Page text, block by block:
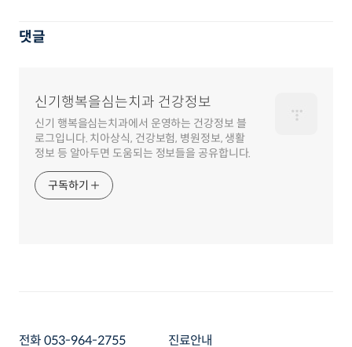
댓글
신기행복을심는치과 건강정보
신기 행복을심는치과에서 운영하는 건강정보 블
로그입니다. 치아상식, 건강보험, 병원정보, 생활
정보 등 알아두면 도움되는 정보들을 공유합니다.
구독하기
전화 053-964-2755 진료안내